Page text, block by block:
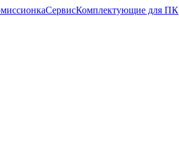
СервисКомплектующие для ПК